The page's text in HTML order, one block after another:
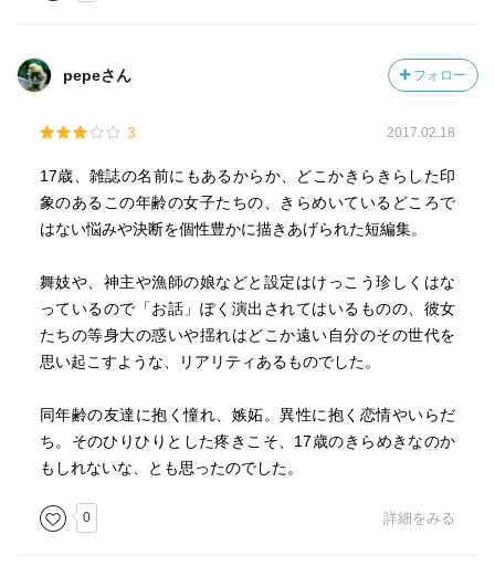
pepeさん フォロー
3 2017.02.18
17歳、雑誌の名前にもあるからか、どこかきらきらした印
象のあるこの年齢の女子たちの、きらめいているどころで
はない悩みや決断を個性豊かに描きあげられた短編集。
舞妓や、神主や漁師の娘などと設定はけっこう珍しくはな
っているので「お話」ぽく演出されてはいるものの、彼女
たちの等身大の惑いや揺れはどこか遠い自分のその世代を
思い起こすような、リアリティあるものでした。
同年齢の友達に抱く憧れ、嫉妬。異性に抱く恋情やいらだ
ち。そのひりひりとした疼きこそ、17歳のきらめきなのか
もしれないな、とも思ったのでした。
0 詳細をみる